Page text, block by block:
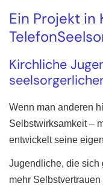
Ein Projekt
Kirchliche
Wenn man anderen
Selbstwirksamkeit –
entwickelt seine
Jugendliche, die sich
mehr